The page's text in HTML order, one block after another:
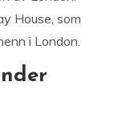
House, som
i London.